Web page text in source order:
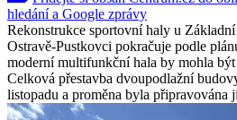
hledání a Google zprávy
Rekonstrukce sportovní haly u
Ostravě-Pustkovci pokračuje podle
moderní multifunkční hala by mohla
Celková přestavba dvoupodlažní
listopadu a proměna byla připravována